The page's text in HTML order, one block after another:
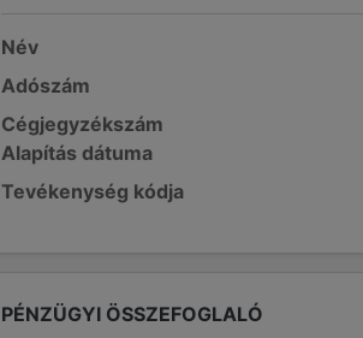
Név
Adószám
Cégjegyzékszám
Alapítás dátuma
Tevékenység kódja
PÉNZÜGYI ÖSSZEFOGLALÓ